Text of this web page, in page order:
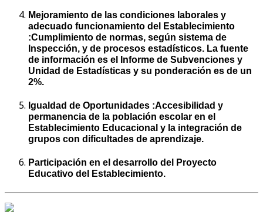
Mejoramiento de las condiciones laborales y
adecuado funcionamiento del Establecimiento
:Cumplimiento de normas, según sistema de
Inspección, y de procesos estadísticos. La fuente
de información es el Informe de Subvenciones y
Unidad de Estadísticas y su ponderación es de un
2%.
Igualdad de Oportunidades :Accesibilidad y
permanencia de la población escolar en el
Establecimiento Educacional y la integración de
grupos con dificultades de aprendizaje.
Participación en el desarrollo del Proyecto
Educativo del Establecimiento.